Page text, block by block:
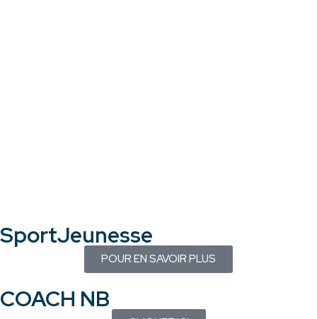
SportJeunesse
POUR EN SAVOIR PLUS
COACH NB